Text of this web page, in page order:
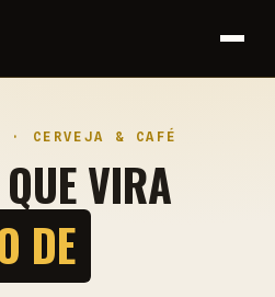
· CERVEJA & CAFÉ
VIRA
DE